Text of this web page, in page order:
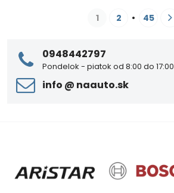
1 2 45
0948442797
Pondelok - piatok od 8:00 do 17:00
info ​@ naauto​.sk